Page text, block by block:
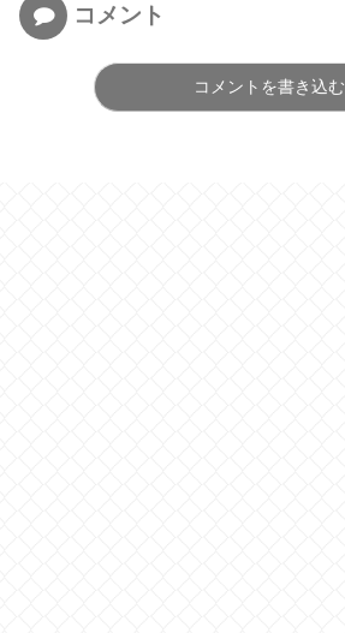
コメント
コメントを書き込む